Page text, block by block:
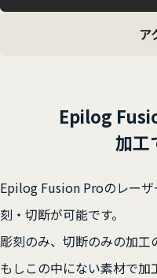
ア
Epilog
加工
Epilog Fusion Proのレー
刻・切断が可能です。
彫刻のみ、切断のみの加工
もしこの中にない素材で